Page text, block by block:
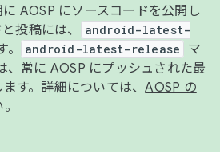
AOSP にソースコードを公開し
投稿には、
android-latest-
android-latest-release
マ
、常に AOSP にプッシュされた最
す。詳細については、AOSP の